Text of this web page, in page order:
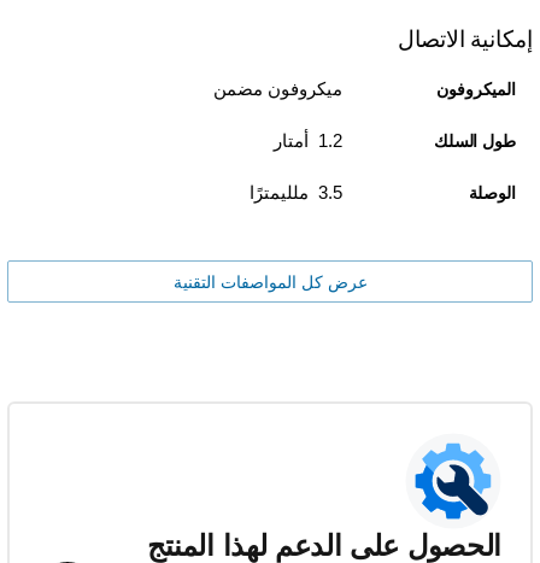
إمكانية الاتصال
الميكروفون ميكروفون مضمن
طول السلك 1.2 أمتار
الوصلة 3.5 ملليمترًا
عرض كل المواصفات التقنية
الحصول على الدعم لهذا المنتج